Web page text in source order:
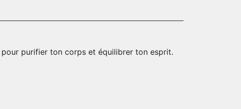
purifier ton corps et équilibrer ton esprit.